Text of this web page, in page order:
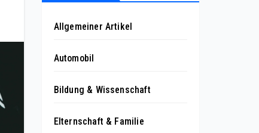
Allgemeiner Artikel
Automobil
Bildung & Wissenschaft
Elternschaft & Familie